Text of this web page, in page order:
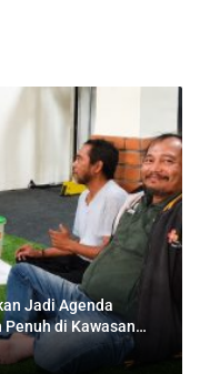
Jadi Agenda
di Kawasan